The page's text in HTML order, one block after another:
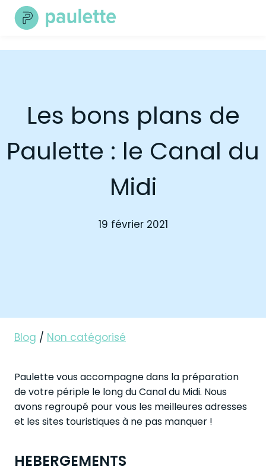
Skip
Les bons plans de
Paulette : le Canal du
Midi
19 février 2021
Blog / Non catégorisé
Paulette vous accompagne dans la préparation
de votre périple le long du Canal du Midi. Nous
avons regroupé pour vous les meilleures adresses
et les sites touristiques à ne pas manquer !
HEBERGEMENTS